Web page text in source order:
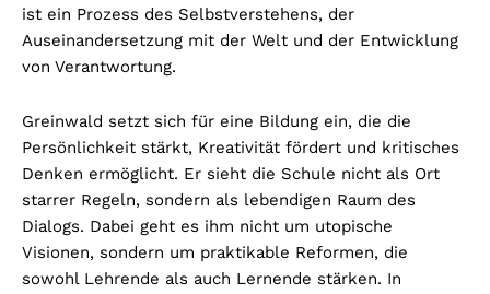
ist ein Prozess des Selbstverstehens, der
Auseinandersetzung mit der Welt und der Entwicklung
von Verantwortung.
Greinwald setzt sich für eine Bildung ein, die die
Persönlichkeit stärkt, Kreativität fördert und kritisches
Denken ermöglicht. Er sieht die Schule nicht als Ort
starrer Regeln, sondern als lebendigen Raum des
Dialogs. Dabei geht es ihm nicht um utopische
Visionen, sondern um praktikable Reformen, die
sowohl Lehrende als auch Lernende stärken. In